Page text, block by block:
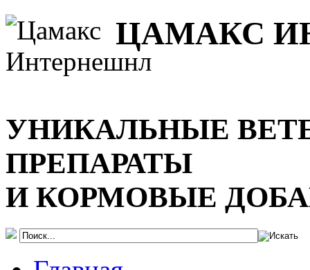
ЦАМАКС
УНИКАЛЬНЫЕ
ПРЕПАРАТЫ
И КОРМОВЫЕ